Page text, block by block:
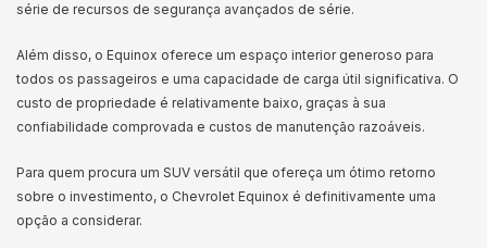
série de recursos de segurança avançados de série.
Além disso, o Equinox oferece um espaço interior generoso para
todos os passageiros e uma capacidade de carga útil significativa. O
custo de propriedade é relativamente baixo, graças à sua
confiabilidade comprovada e custos de manutenção razoáveis.
Para quem procura um SUV versátil que ofereça um ótimo retorno
sobre o investimento, o Chevrolet Equinox é definitivamente uma
opção a considerar.